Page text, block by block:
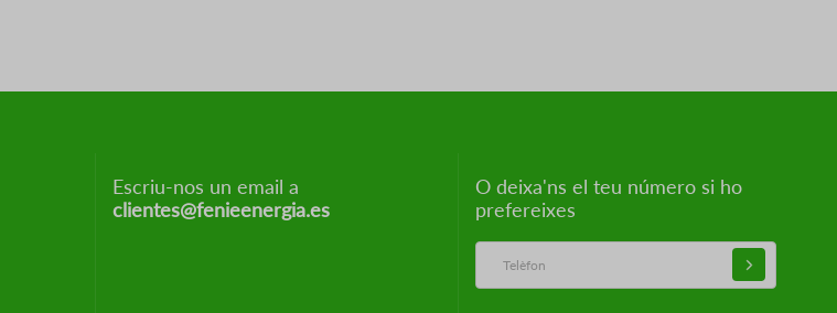
Escriu-nos un email a
clientes@fenieenergia.es
O deixa'ns el teu número si ho
prefereixes